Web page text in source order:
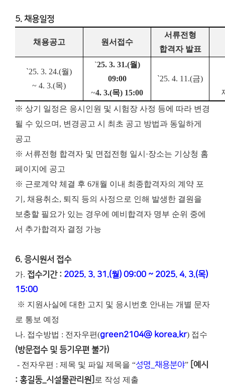
5. 채용일정
채용공고 원서접수
서류전형
합격자 발표
`25. 3. 24.(월)
~ 4. 3.(목)
`25. 3. 31.(월)
09:00
~4. 3.(목) 15:00
`25. 4. 11.(금)
※ 상기 일정은 응시인원 및 시험장 사정 등에 따라 변경
될 수 있으며, 변경공고 시 최초 공고 방법과 동일하게
공고
※ 서류전형 합격자 및 면접전형 일시·장소는 기상청 홈
페이지에 공고
※ 근로계약 체결 후 6개월 이내 최종합격자의 계약 포
기, 채용취소, 퇴직 등의 사정으로 인해 발생한 결원을
보충할 필요가 있는 경우에 예비합격자 명부 순위 중에
서 추가합격자 결정 가능
6. 응시원서 접수
가. 접수기간 : 2025. 3. 31.(월) 09:00 ~ 2025. 4. 3.(목)
15:00
※ 지원사실에 대한 고지 및 응시번호 안내는 개별 문자
로 통보 예정
나. 접수방법 : 전자우편(green2104@ korea.kr) 접수
(방문접수 및 등기우편 불가)
- 전자우편 : 제목 및 파일 제목을 “성명_채용분야” [예시
: 홍길동_시설물관리원] 로 작성 제출